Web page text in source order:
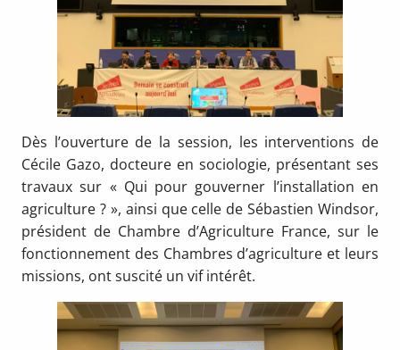
Dès l’ouverture de la session, les interventions de
Cécile Gazo, docteure en sociologie, présentant ses
travaux sur « Qui pour gouverner l’installation en
agriculture ? », ainsi que celle de Sébastien Windsor,
président de Chambre d’Agriculture France, sur le
fonctionnement des Chambres d’agriculture et leurs
missions, ont suscité un vif intérêt.